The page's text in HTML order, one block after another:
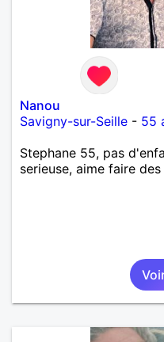
Nanou
Savigny-sur-Seille - 55
Stephane 55, pas
serieuse, aime faire